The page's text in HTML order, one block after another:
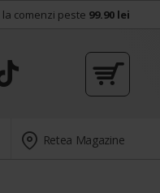
la comenzi peste 99.90 lei
Retea Magazine